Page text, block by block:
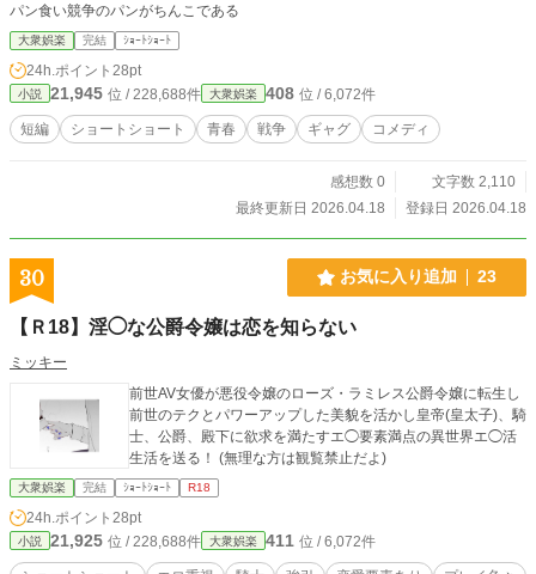
パン食い競争のパンがちんこである
大衆娯楽 完結 ｼｮｰﾄｼｮｰﾄ
24h.ポイント 28pt
小説 21,945 位 / 228,688件 大衆娯楽 408 位 / 6,072件
短編 ショートショート 青春 戦争 ギャグ コメディ
感想数 0
文字数 2,110
最終更新日 2026.04.18
登録日 2026.04.18
30 お気に入り追加 23
【Ｒ18】淫◯な公爵令嬢は恋を知らない
ミッキー
前世AV女優が悪役令嬢のローズ・ラミレス公爵令嬢に転生し
前世のテクとパワーアップした美貌を活かし皇帝(皇太子)、騎
士、公爵、殿下に欲求を満たすエ◯要素満点の異世界エ◯活
生活を送る！ (無理な方は観覧禁止だよ)
大衆娯楽 完結 ｼｮｰﾄｼｮｰﾄ R18
24h.ポイント 28pt
小説 21,925 位 / 228,688件 大衆娯楽 411 位 / 6,072件